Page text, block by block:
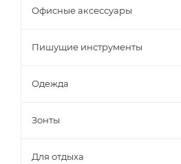
Офисные аксессуары
Пишущие инструменты
Одежда
Зонты
Для отдыха